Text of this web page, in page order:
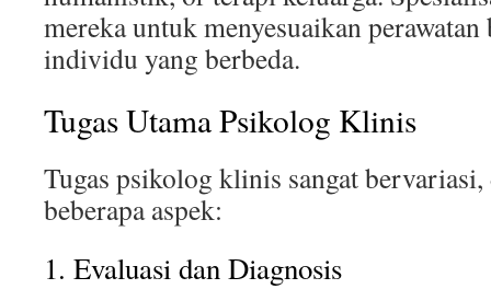
mereka untuk menyesuaikan
individu yang berbeda.
Tugas Utama Psikolog Klinis
Tugas psikolog klinis sangat
beberapa aspek:
1. Evaluasi dan Diagnosis